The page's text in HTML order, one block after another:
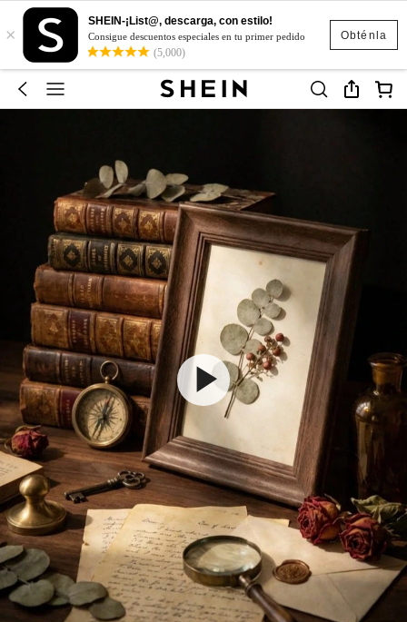
Obténla
×
SHEIN-¡List@, descarga, con estilo!
Consigue descuentos especiales en tu primer pedido
(5,000)